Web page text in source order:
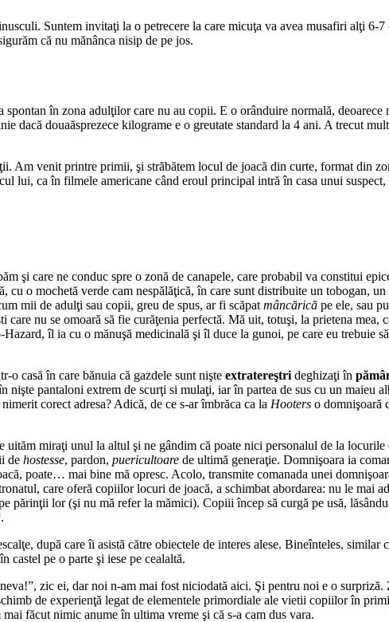
Suntem invitaţi la o petrecere la care micuţa va avea musafiri alţi 6-
că nu mănânca nisip de pe jos.
în zona adulţilor care nu au copii. E o orânduire normală,
dacă douaăsprezece kilograme e o greutate standard la 4 ani. A trecut
Am venit printre primii, şi străbătem locul de joacă din curte, format din
lui, ca în filmele americane când eroul principal intră în casa unui suspect,
şi care ne conduc spre o zonă de canapele, care probabil va constitui
cu o mochetă verde cam nespălăţică, în care sunt distribuite un tobogan,
mii de adulţi sau copii, greu de spus, ar fi scăpat mâncărică pe ele, sau
nu se omoară să fie curăţenia perfectă. Mă uit, totuşi, la prietena mea,
îl ia cu o mănuşă medicinală şi îl duce la gunoi, pe care eu trebuie
o casă în care bănuia că gazdele sunt nişte extratereştri deghizaţi în
nişte pantaloni extrem de scurţi si mulaţi, iar în partea de sus cu un maieu
corect adresa? Adică, de ce s-ar îmbrăca ca la Hooters o domnişoară
miraţi unul la altul şi ne gândim că poate nici personalul de la
de hostesse, pardon, puericultoare de ultimă generaţie. Domnişoara ia
poate… mai bine mă opresc. Acolo, transmite comanada unei
care oferă copiilor locuri de joacă, a schimbat abordarea: nu le mai
părinţii lor (şi nu mă refer la mămici). Copiii încep să curgă pe usă,
.
după care îi asistă către obiectele de interes alese. Bineînteles,
castel pe o parte şi iese pe cealaltă.
zic ei, dar noi n-am mai fost niciodată aici. Şi pentru noi e o
de experienţă legat de elementele primordiale ale vietii copiilor în
făcut nimic anume în ultima vreme şi că s-a cam dus vara.